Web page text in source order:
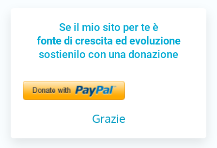
Se il mio sito per te è
fonte di crescita ed evoluzione
sostienilo con una donazione
Grazie